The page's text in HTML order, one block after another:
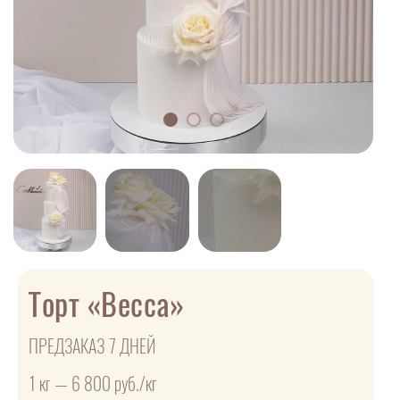
Торт «Becca»
ПРЕДЗАКАЗ 7 ДНЕЙ
1 кг — 6 800 руб./кг